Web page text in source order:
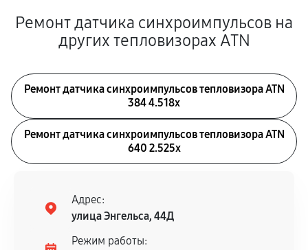
Ремонт датчика синхроимпульсов на
других тепловизорах ATN
Ремонт датчика синхроимпульсов тепловизора ATN
384 4.518x
Ремонт датчика синхроимпульсов тепловизора ATN
640 2.525x
Адрес:
улица Энгельса, 44Д
Режим работы: